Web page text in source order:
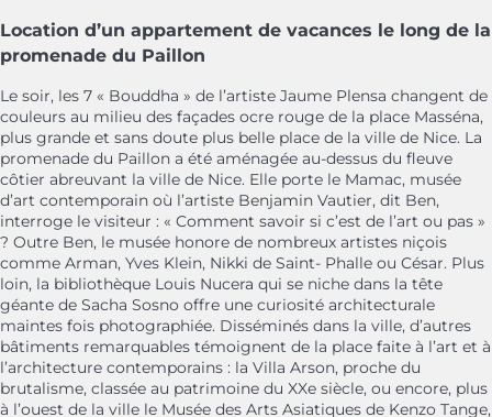
Location d’un appartement de vacances le long de la
promenade du Paillon
Le soir, les 7 « Bouddha » de l’artiste Jaume Plensa changent de
couleurs au milieu des façades ocre rouge de la place Masséna,
plus grande et sans doute plus belle place de la ville de Nice. La
promenade du Paillon a été aménagée au-dessus du fleuve
côtier abreuvant la ville de Nice. Elle porte le Mamac, musée
d’art contemporain où l’artiste Benjamin Vautier, dit Ben,
interroge le visiteur : « Comment savoir si c’est de l’art ou pas »
? Outre Ben, le musée honore de nombreux artistes niçois
comme Arman, Yves Klein, Nikki de Saint- Phalle ou César. Plus
loin, la bibliothèque Louis Nucera qui se niche dans la tête
géante de Sacha Sosno offre une curiosité architecturale
maintes fois photographiée. Disséminés dans la ville, d’autres
bâtiments remarquables témoignent de la place faite à l’art et à
l’architecture contemporains : la Villa Arson, proche du
brutalisme, classée au patrimoine du XXe siècle, ou encore, plus
à l’ouest de la ville le Musée des Arts Asiatiques de Kenzo Tange,